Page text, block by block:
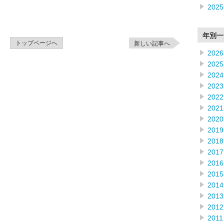
トップページへ 新しい記事へ
年別
2026
2025
2024
2023
2022
2021
2020
2019
2018
2017
2016
2015
2014
2013
2012
2011